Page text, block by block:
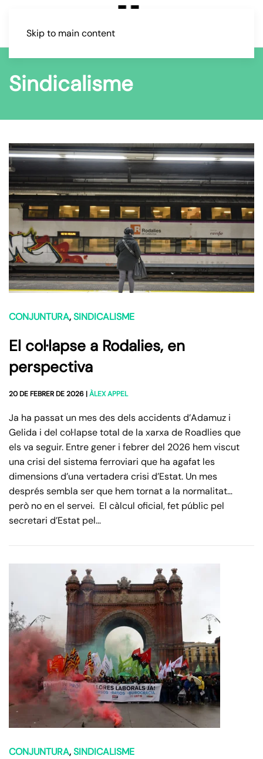
Skip to main content
Sindicalisme
CONJUNTURA,SINDICALISME
El col·lapse a Rodalies, en
perspectiva
20 DE FEBRER DE 2026 |ÀLEX APPEL
Ja ha passat un mes des dels accidents d’Adamuz i
Gelida i del col·lapse total de la xarxa de Roadlies que
els va seguir. Entre gener i febrer del 2026 hem viscut
una crisi del sistema ferroviari que ha agafat les
dimensions d’una vertadera crisi d’Estat. Un mes
després sembla ser que hem tornat a la normalitat…
però no en el servei. El càlcul oficial, fet públic pel
secretari d’Estat pel…
CONJUNTURA,SINDICALISME